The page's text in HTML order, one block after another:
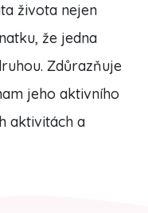
života nejen
že jedna
Zdůrazňuje
jeho aktivního
aktivitách a